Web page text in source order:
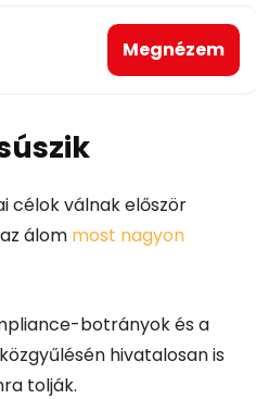
Megnézem
célok válnak először
álom most nagyon
botrányok és a
hivatalosan is
tolják.